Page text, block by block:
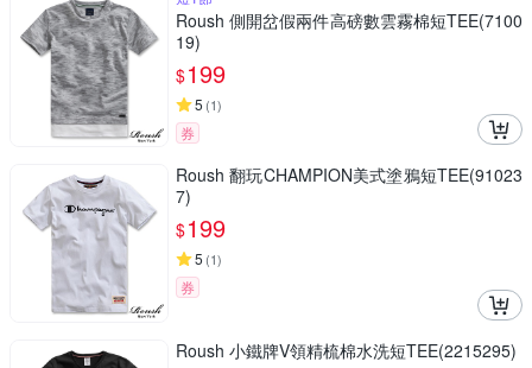
Roush 側開岔假兩件高磅數雲霧棉短TEE(7100
19)
$199
5 (1)
券
Roush 翻玩CHAMPION美式塗鴉短TEE(91023
7)
$199
5 (1)
券
Roush 小鐵牌V領精梳棉水洗短TEE(2215295)